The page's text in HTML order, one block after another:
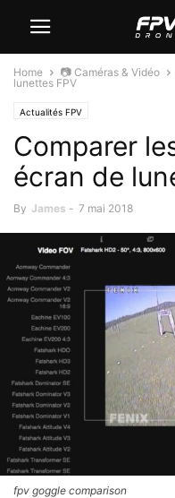
Home 📷 Caméras & Vidéo
lunettes FPV
Actualités FPV
Comparer
écran de
By James - 7 mai 2018
fpv goggle comparison